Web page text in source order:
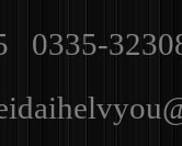
0335-